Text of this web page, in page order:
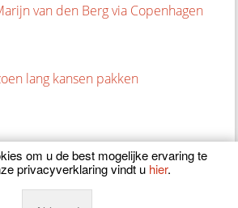
van den Berg via Copenhagen
lang kansen pakken
om u de best mogelijke ervaring te
privacyverklaring vindt u hier.